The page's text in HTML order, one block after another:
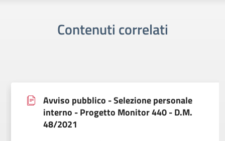
Contenuti correlati
Avviso pubblico - Selezione personale
interno - Progetto Monitor 440 - D.M.
48/2021